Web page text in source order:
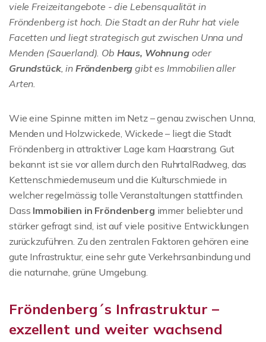
viele Freizeitangebote - die Lebensqualität in
Fröndenberg ist hoch. Die Stadt an der Ruhr hat viele
Facetten und liegt strategisch gut zwischen Unna und
Menden (Sauerland). Ob Haus, Wohnung oder
Grundstück, in Fröndenberggibt es Immobilien aller
Arten.
Wie eine Spinne mitten im Netz – genau zwischen Unna,
Menden und Holzwickede, Wickede – liegt die Stadt
Fröndenberg in attraktiver Lage kam Haarstrang. Gut
bekannt ist sie vor allem durch den RuhrtalRadweg, das
Kettenschmiedemuseum und die Kulturschmiede in
welcher regelmässig tolle Veranstaltungen stattfinden.
Dass Immobilien in Fröndenberg immer beliebter und
stärker gefragt sind, ist auf viele positive Entwicklungen
zurückzuführen. Zu den zentralen Faktoren gehören eine
gute Infrastruktur, eine sehr gute Verkehrsanbindung und
die naturnahe, grüne Umgebung.
Fröndenberg´s Infrastruktur –
exzellent und weiter wachsend